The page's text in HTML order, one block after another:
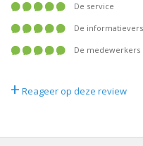
De service
De
De medewerkers
+ Reageer op deze review